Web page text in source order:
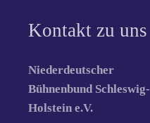
Kontakt zu uns
Niederdeutscher
Bühnenbund Schleswig-
Holstein e.V.